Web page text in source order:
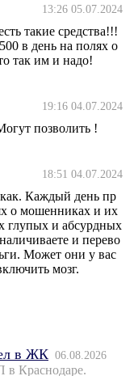
13:26 05.07.2024
такие средства!!!
в день на полях о
так им и надо!
19:16 04.07.2024
позволить !
18:51 04.07.2024
Каждый день пр
о мошенниках и их
глупых и абсурдных
и перево
Может они у вас
мозг.
в ЖК 06.08.2026
в Краснодаре.